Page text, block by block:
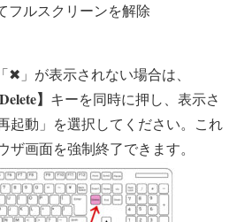
フルスクリーンを解除
✖」が表示されない場合は、
】 キーを同時に押し、表示さ
起動」を選択してください。これ
ザ画面を強制終了できます。